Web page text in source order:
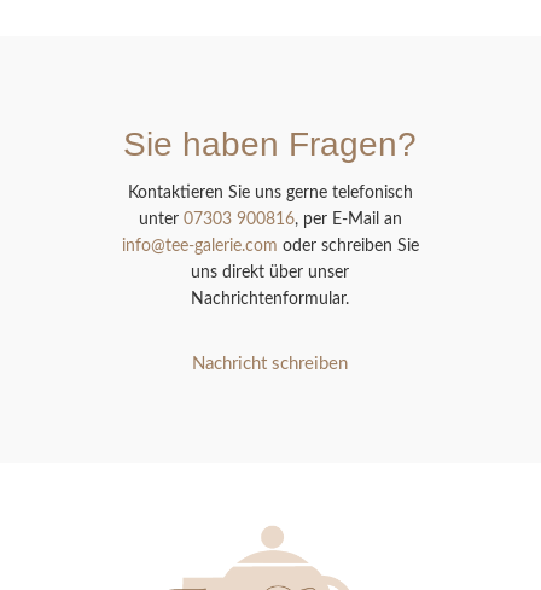
Sie haben Fragen?
Kontaktieren Sie uns gerne telefonisch
unter 07303 900816, per E-Mail an
info@tee-galerie.com oder schreiben Sie
uns direkt über unser
Nachrichtenformular.
Nachricht schreiben